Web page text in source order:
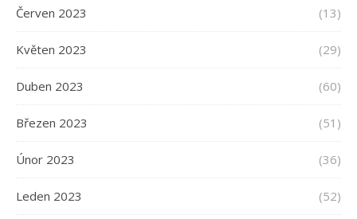
Červen 2023 (13)
Květen 2023 (29)
Duben 2023 (60)
Březen 2023 (51)
Únor 2023 (36)
Leden 2023 (52)